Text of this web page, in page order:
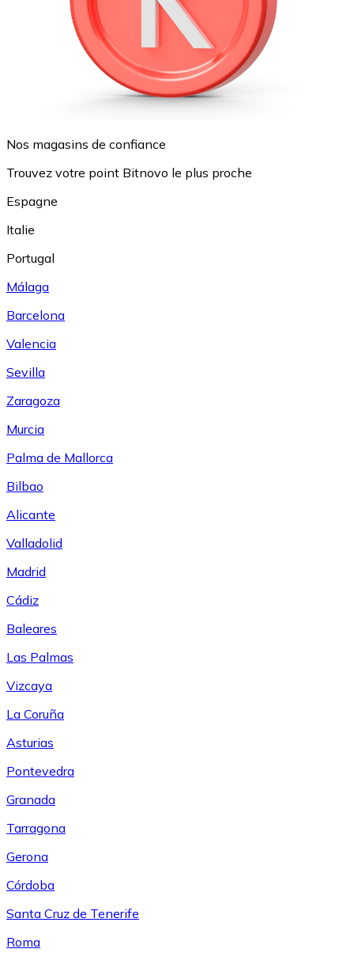
Nos magasins de confiance
Trouvez votre point Bitnovo le plus proche
Espagne
Italie
Portugal
Málaga
Barcelona
Valencia
Sevilla
Zaragoza
Murcia
Palma de Mallorca
Bilbao
Alicante
Valladolid
Madrid
Cádiz
Baleares
Las Palmas
Vizcaya
La Coruña
Asturias
Pontevedra
Granada
Tarragona
Gerona
Córdoba
Santa Cruz de Tenerife
Roma